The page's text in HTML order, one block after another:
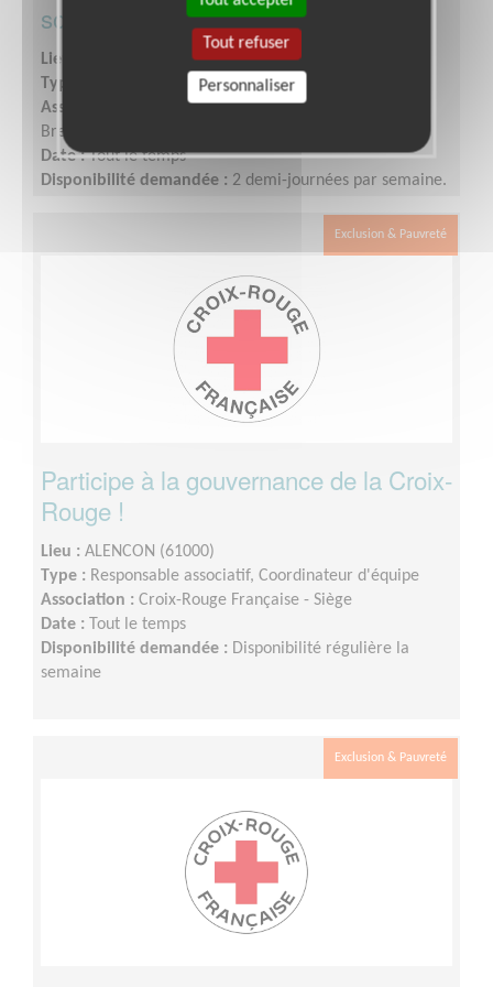
solidaire
Lieu :
Type :
Accueil, Information
Association :
Croix-Rouge Française - Unité Locale de
Brest
Date :Tout le temps
Disponibilité demandée : 2 demi-journées par semaine.
Exclusion & Pauvreté
Participe à la gouvernance de la Croix-
Rouge !
Lieu : ALENCON (61000)
Type : Responsable associatif, Coordinateur d'équipe
Association : Croix-Rouge Française - Siège
Date : Tout le temps
Disponibilité demandée : Disponibilité régulière la
semaine
Exclusion & Pauvreté
Tout refuser
Personnaliser